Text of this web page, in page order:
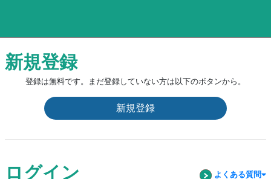
新規登録
登録は無料です。まだ登録していない方は以下のボタンから。
新規登録
ログイン よくある質問